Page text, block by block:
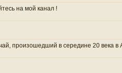
на мой канал !
произошедший в середине 20 века в